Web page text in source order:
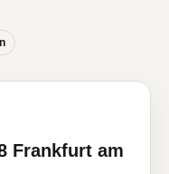
Frankfurt am